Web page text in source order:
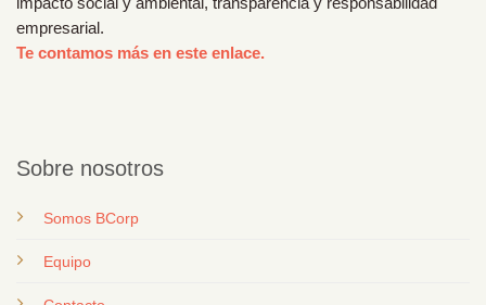
empresarial.
Te contamos más en este enlace.
Sobre nosotros
Somos BCorp
Equipo